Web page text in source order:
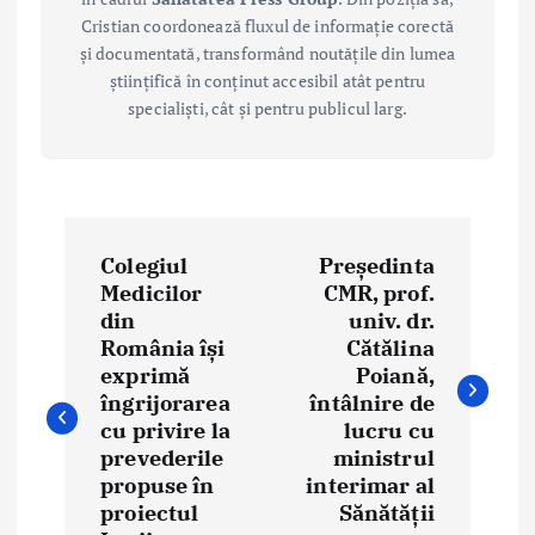
Cristian coordonează fluxul de informație corectă
și documentată, transformând noutățile din lumea
științifică în conținut accesibil atât pentru
specialiști, cât și pentru publicul larg.
n
Colegiul
Medicilor
din
România își
exprimă
îngrijorarea
cu privire la
prevederile
propuse în
proiectul
Președinta
CMR, prof.
univ. dr.
Cătălina
Poiană,
întâlnire de
lucru cu
ministrul
interimar al
Sănătății